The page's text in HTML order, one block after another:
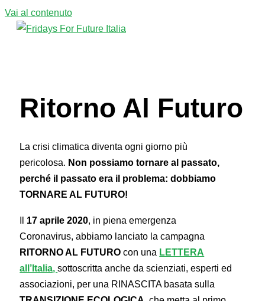
Vai al contenuto
Ritorno Al Futuro
La crisi climatica diventa ogni giorno più
pericolosa. Non possiamo tornare al passato,
perché il passato era il problema: dobbiamo
TORNARE AL FUTURO!
Il 17 aprile 2020, in piena emergenza
Coronavirus, abbiamo lanciato la campagna
RITORNO AL FUTURO con una LETTERA
all’Italia,sottoscritta anche da scienziati, esperti ed
associazioni, per una RINASCITA basata sulla